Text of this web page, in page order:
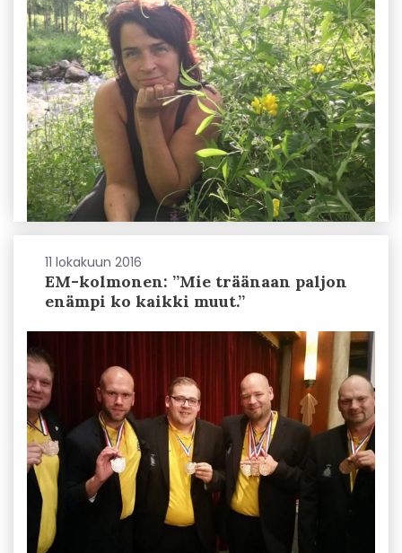
11 lokakuun 2016
EM-kolmonen: ”Mie träänaan paljon
enämpi ko kaikki muut.”